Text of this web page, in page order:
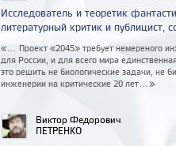
Исследователь и теоретик
литературный критик и публицист,
«... Проект «2045» требует немереного
для России, и для всего мира
это решить не биологические задачи, не
инженерии на критические 20 лет...»
Виктор Федорович
ПЕТРЕНКО